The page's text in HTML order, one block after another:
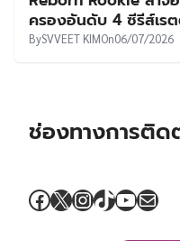
ครองอันดับ 4 ซีรีส์เร
BySVVEET KIMOn06/07/2026
ช่องทางการติด
Facebook
X Instagram
TikTok
Mail